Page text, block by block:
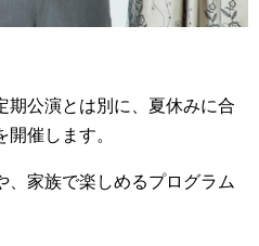
期公演とは別に、夏休みに合
催します。
、家族で楽しめるプログラム